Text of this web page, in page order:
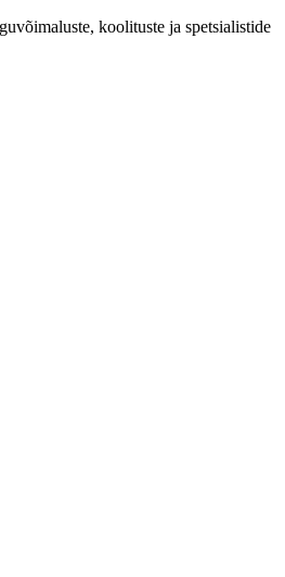
koolituste ja spetsialistide